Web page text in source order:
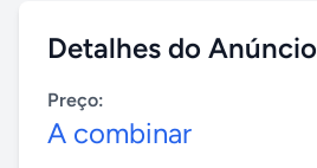
Detalhes do Anúncio
Preço:
A combinar